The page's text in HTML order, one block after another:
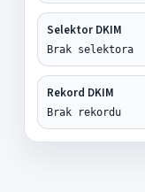
Selektor DKIM
Brak selektora
Rekord DKIM
Brak rekordu